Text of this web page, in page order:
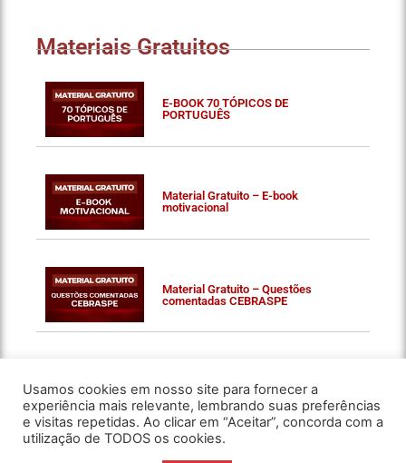
Materiais Gratuitos
E-BOOK 70 TÓPICOS DE
PORTUGUÊS
Material Gratuito – E-book
motivacional
Material Gratuito – Questões
comentadas CEBRASPE
Usamos cookies em nosso site para fornecer a
experiência mais relevante, lembrando suas preferências
e visitas repetidas. Ao clicar em “Aceitar”, concorda com a
utilização de TODOS os cookies.